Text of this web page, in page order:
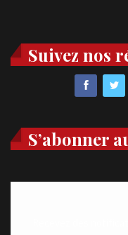
Suivez nos
S’abonner